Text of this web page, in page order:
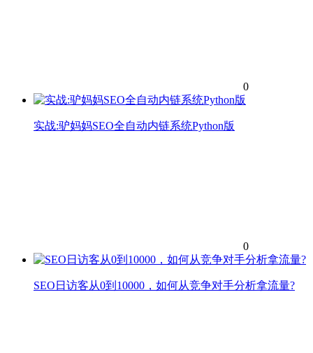
0
实战:驴妈妈SEO全自动内链系统Python版
0
SEO日访客从0到10000，如何从竞争对手分析拿流量?